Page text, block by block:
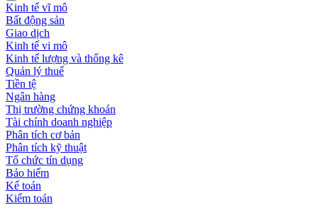
Kinh tế vĩ mô
Bất động sản
Giao dịch
Kinh tế vi mô
Kinh tế lượng và thống kê
Quản lý thuế
Tiền tệ
Ngân hàng
Thị trường chứng khoán
Tài chính doanh nghiệp
Phân tích cơ bản
Phân tích kỹ thuật
Tổ chức tín dụng
Bảo hiểm
Kế toán
Kiểm toán